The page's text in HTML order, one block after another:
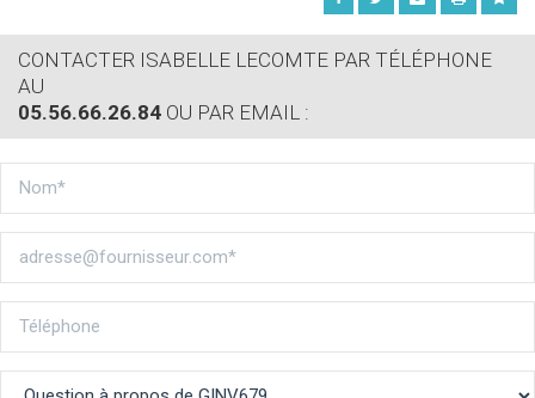
CONTACTER ISABELLE LECOMTE PAR TÉLÉPHONE
AU
05.56.66.26.84 OU PAR EMAIL :